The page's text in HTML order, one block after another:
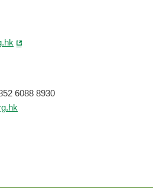
6088 8930